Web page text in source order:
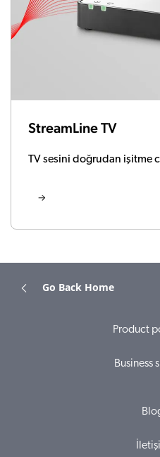
StreamLine TV
TV sesini doğrudan işitme
Go Back Home
Product
Business